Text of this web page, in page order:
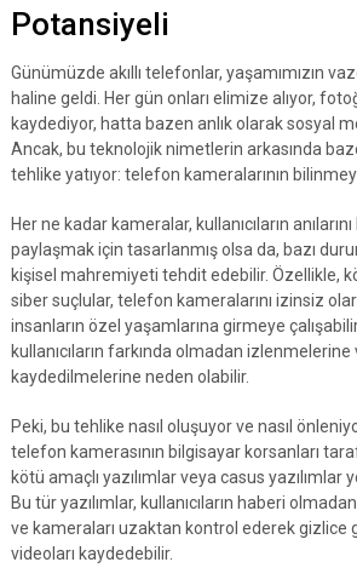
Potansiyeli
Günümüzde akıllı telefonlar, yaşamımızın
haline geldi. Her gün onları elimize alıyor,
kaydediyor, hatta bazen anlık olarak sosyal
Ancak, bu teknolojik nimetlerin arkasında
tehlike yatıyor: telefon kameralarının
Her ne kadar kameralar, kullanıcıların
paylaşmak için tasarlanmış olsa da, bazı
kişisel mahremiyeti tehdit edebilir. Özellikle,
siber suçlular, telefon kameralarını izinsiz
insanların özel yaşamlarına girmeye
kullanıcıların farkında olmadan
kaydedilmelerine neden olabilir.
Peki, bu tehlike nasıl oluşuyor ve nasıl
telefon kamerasının bilgisayar korsanları
kötü amaçlı yazılımlar veya casus yazılımlar
Bu tür yazılımlar, kullanıcıların haberi
ve kameraları uzaktan kontrol ederek gizlice
videoları kaydedebilir.